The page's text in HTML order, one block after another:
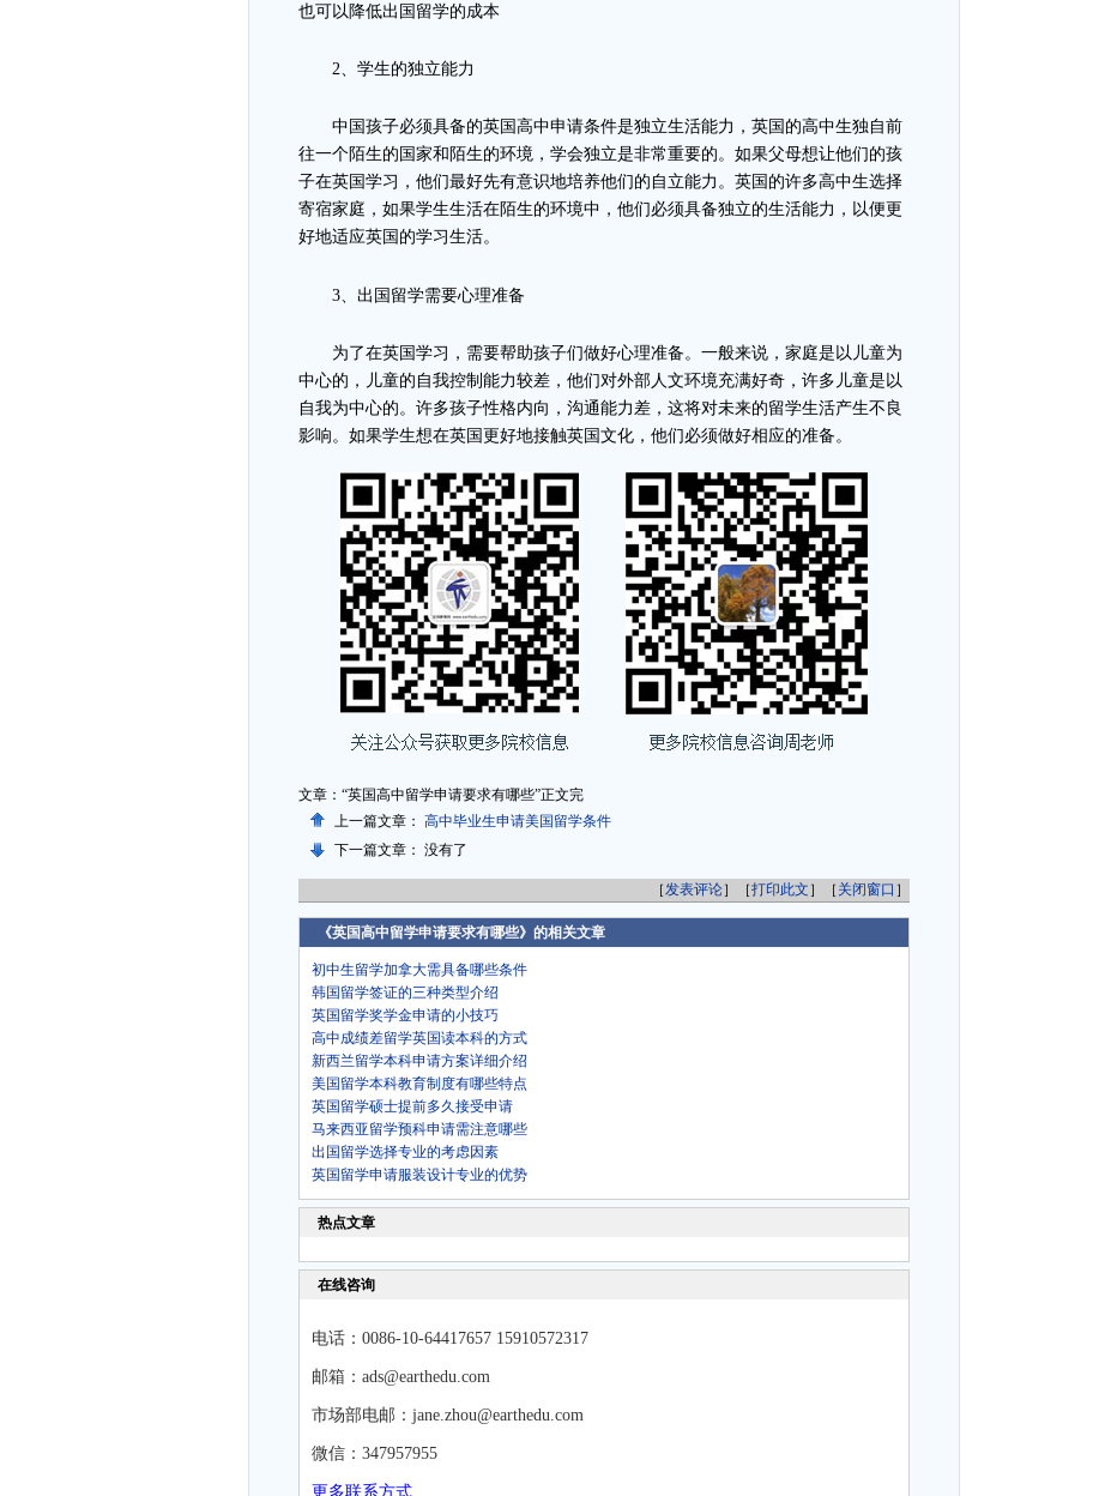
也可以降低出国留学的成本
2、学生的独立能力
中国孩子必须具备的英国高中申请条件是独立生活能力，英国的高中生独自前
往一个陌生的国家和陌生的环境，学会独立是非常重要的。如果父母想让他们的孩
子在英国学习，他们最好先有意识地培养他们的自立能力。英国的许多高中生选择
寄宿家庭，如果学生生活在陌生的环境中，他们必须具备独立的生活能力，以便更
好地适应英国的学习生活。
3、出国留学需要心理准备
为了在英国学习，需要帮助孩子们做好心理准备。一般来说，家庭是以儿童为
中心的，儿童的自我控制能力较差，他们对外部人文环境充满好奇，许多儿童是以
自我为中心的。许多孩子性格内向，沟通能力差，这将对未来的留学生活产生不良
影响。如果学生想在英国更好地接触英国文化，他们必须做好相应的准备。
文章：“英国高中留学申请要求有哪些”正文完
上一篇文章： 高中毕业生申请美国留学条件
下一篇文章： 没有了
［发表评论］［打印此文 ］［ 关闭窗口 ］
《英国高中留学申请要求有哪些》的相关文章
初中生留学加拿大需具备哪些条件
韩国留学签证的三种类型介绍
英国留学奖学金申请的小技巧
高中成绩差留学英国读本科的方式
新西兰留学本科申请方案详细介绍
美国留学本科教育制度有哪些特点
英国留学硕士提前多久接受申请
马来西亚留学预科申请需注意哪些
出国留学选择专业的考虑因素
英国留学申请服装设计专业的优势
热点文章
在线咨询